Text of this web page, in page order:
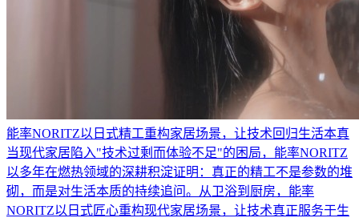
能率NORITZ以日式精工重构家居场景，让技术回归生活本真
当现代家居陷入"技术过剩而体验不足"的困局，能率NORITZ
以多年在燃热领域的深耕积淀证明：真正的精工不是参数的堆
砌，而是对生活本质的持续追问。从卫浴到厨房，能率
NORITZ以日式匠心重构现代家居场景，让技术真正服务于生